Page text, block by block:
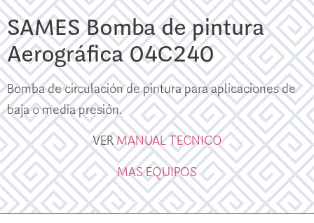
SAMES Bomba de pintura
Aerográfica 04C240
Bomba de circulación de pintura para aplicaciones de
baja o media presión.
VERMANUAL TECNICO
MAS EQUIPOS